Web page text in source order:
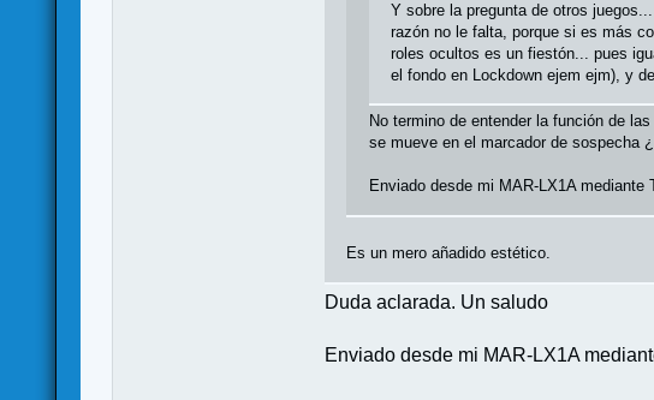
Y sobre la pregunta de otros
razón no le falta, porque si es más
roles ocultos es un fiestón... pues
el fondo en Lockdown ejem ejm), y
No termino de entender la función de
se mueve en el marcador de sospecha
Enviado desde mi MAR-LX1A mediante
Es un mero añadido estético.
Duda aclarada. Un saludo
Enviado desde mi MAR-LX1A